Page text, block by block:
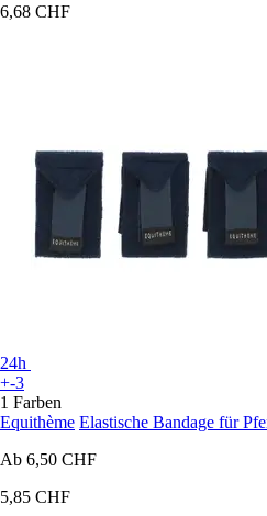
6,68 CHF
24h
+-3
1 Farben
Equithème Elastische Bandage für
Ab 6,50 CHF
5,85 CHF